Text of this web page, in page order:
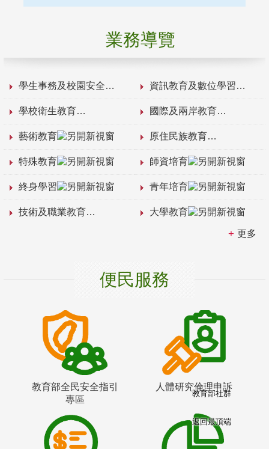
業務導覽
學生事務及校園安全 資訊教育及數位學習
學校衛生教育 國際及兩岸教育
藝術教育 原住民族教育
特殊教育 師資培育
終身學習 青年培育
技術及職業教育 大學教育
更多
便民服務
教育部全民安全指引
專區
人體研究倫理申訴
教育部社群
返回最頂端